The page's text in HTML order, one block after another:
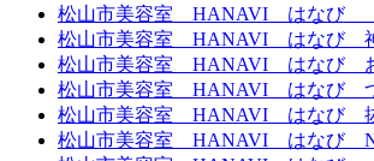
松山市美容室 HANAVI はな
松山市美容室 HANAVI はなび
松山市美容室 HANAVI はなび
松山市美容室 HANAVI はなび
松山市美容室 HANAVI はなび
松山市美容室 HANAVI はなび